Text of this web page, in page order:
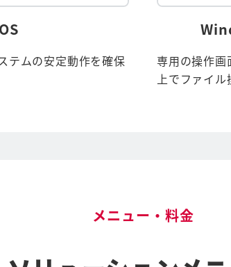
テムの安定動作を確保
専用の操作
上でファイル
メニュー・料金